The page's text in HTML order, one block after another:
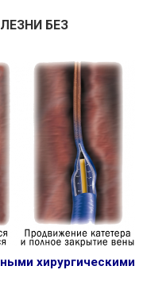
БЕЗ
хирургическими